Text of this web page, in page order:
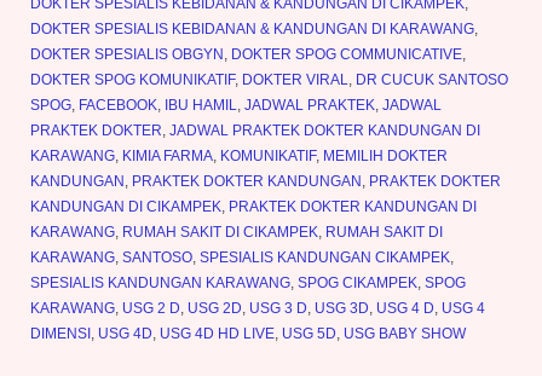
DOKTER SPESIALIS KEBIDANAN & KANDUNGAN DI CIKAMPEK,
DOKTER SPESIALIS KEBIDANAN & KANDUNGAN DI KARAWANG,
DOKTER SPESIALIS OBGYN , DOKTER SPOG COMMUNICATIVE,
DOKTER SPOG KOMUNIKATIF, DOKTER VIRAL, DR CUCUK SANTOSO
SPOG, FACEBOOK, IBU HAMIL, JADWAL PRAKTEK, JADWAL
PRAKTEK DOKTER, JADWAL PRAKTEK DOKTER KANDUNGAN DI
KARAWANG, KIMIA FARMA, KOMUNIKATIF, MEMILIH DOKTER
KANDUNGAN , PRAKTEK DOKTER KANDUNGAN , PRAKTEK DOKTER
KANDUNGAN DI CIKAMPEK, PRAKTEK DOKTER KANDUNGAN DI
KARAWANG, RUMAH SAKIT DI CIKAMPEK, RUMAH SAKIT DI
KARAWANG, SANTOSO, SPESIALIS KANDUNGAN CIKAMPEK,
SPESIALIS KANDUNGAN KARAWANG, SPOG CIKAMPEK, SPOG
KARAWANG, USG 2 D, USG 2D, USG 3 D, USG 3D, USG 4 D, USG 4
DIMENSI , USG 4D, USG 4D HD LIVE, USG 5D, USG BABY SHOW